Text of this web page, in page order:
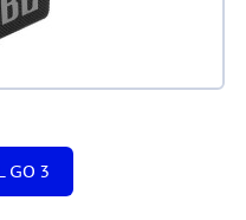
GO 3